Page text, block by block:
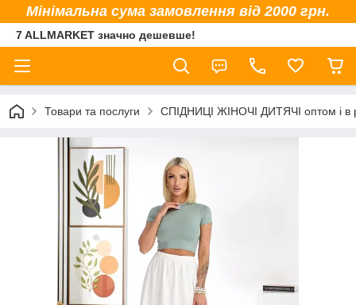
Мінімальна сума замовлення від 2000 грн.
7 ALLMARKET значно дешевше!
Товари та послуги СПІДНИЦІ ЖІНОЧІ ДИТЯЧІ оптом і в